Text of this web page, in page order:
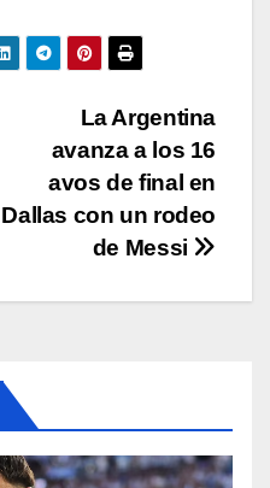
ar
tir
La Argentina
avanza a los 16
avos de final en
Dallas con un rodeo
de Messi